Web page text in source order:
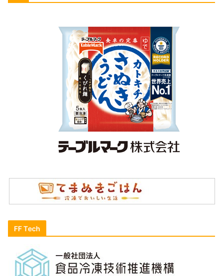
FF Tech